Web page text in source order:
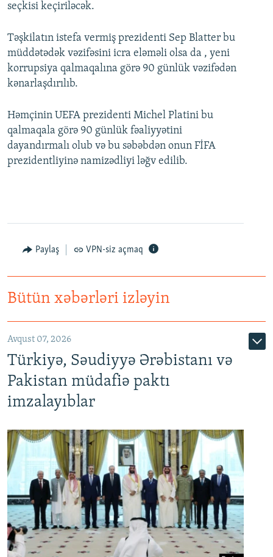
seçkisi keçiriləcək.
Təşkilatın istefa vermiş prezidenti Sep Blatter bu
müddətədək vəzifəsini icra eləməli olsa da , yeni
korrupsiya qalmaqalına görə 90 günlük vəzifədən
kənarlaşdırılıb.
Həmçinin UEFA prezidenti Michel Platini bu
qalmaqala görə 90 günlük fəaliyyətini
dayandırmalı olub və bu səbəbdən onun FİFA
prezidentliyinə namizədliyi ləğv edilib.
Paylaş VPN-siz açmaq
Bütün xəbərləri izləyin
Avqust 07, 2026
Türkiyə, Səudiyyə Ərəbistanı və
Pakistan müdafiə paktı
imzalayıblar